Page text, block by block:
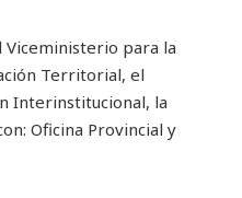
Viceministerio para la
Territorial, el
Interinstitucional, la
Oficina Provincial y